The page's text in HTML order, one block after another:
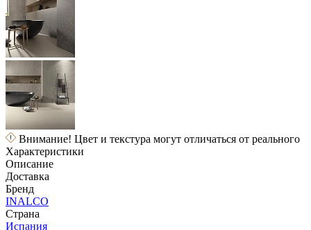
Внимание! Цвет и текстура могут отличаться от реального
Характеристики
Описание
Доставка
Бренд
INALCO
Страна
Испания